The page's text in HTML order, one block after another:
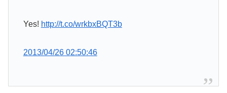
Yes! http://t.co/wrkbxBQT3b
2013/04/26 02:50:46